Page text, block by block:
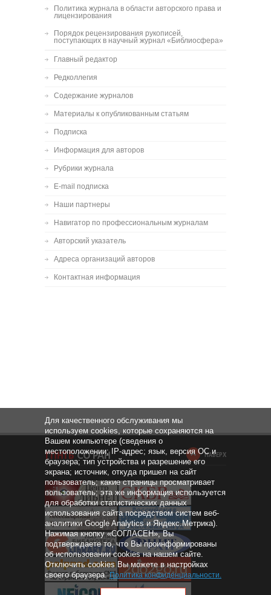
Политика журнала в области авторского права и
лицензирования
Порядок рецензирования рукописей,
поступающих в научный журнал «Библиосфера»
Главный редактор
Редколлегия
Содержание журналов
Материалы к опубликованным статьям
Подписка
Информация для авторов
Рубрики журнала
E-mail подписка
Наши партнеры
Навигатор по профессиональным журналам
Авторский указатель
Адреса организаций авторов
Контактная информация
НАВЕРХ
Для качественного обслуживания мы
используем cookies, которые сохраняются на
Вашем компьютере (сведения о
местоположении; IP-адрес; язык, версия ОС и
браузера; тип устройства и разрешение его
экрана; источник, откуда пришел на сайт
пользователь; какие страницы просматривает
пользователь; эта же информация используется
для обработки статистических данных
использования сайта посредством систем веб-
аналитики Google Analytics и Яндекс.Метрика).
Нажимая кнопку «СОГЛАСЕН», Вы
подтверждаете то, что Вы проинформированы
об использовании cookies на нашем сайте.
Отключить cookies Вы можете в настройках
своего браузера.Политика конфиденциальности.